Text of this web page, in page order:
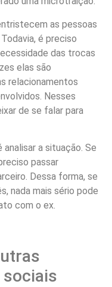
as pessoas
é preciso
das trocas
elas são
relacionamentos
Nesses
de se falar para
a situação. Se
passar
Dessa forma, se
nada mais sério pode
com o ex.
sociais